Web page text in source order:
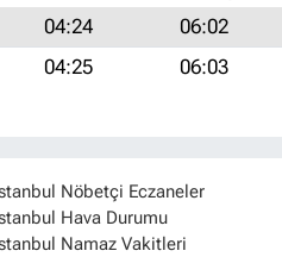
04:24 06:02
04:25 06:03
Nöbetçi Eczaneler
Hava Durumu
Namaz Vakitleri